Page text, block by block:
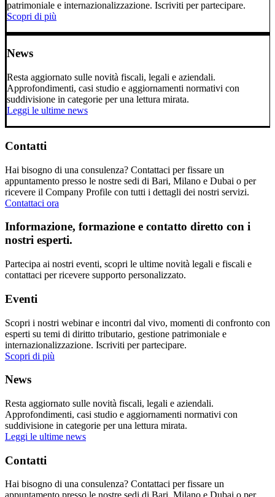
patrimoniale e internazionalizzazione. Iscriviti per partecipare.
Scopri di più
News
Resta aggiornato sulle novità fiscali, legali e aziendali.
Approfondimenti, casi studio e aggiornamenti normativi con
suddivisione in categorie per una lettura mirata.
Leggi le ultime news
Contatti
Hai bisogno di una consulenza? Contattaci per fissare un
appuntamento presso le nostre sedi di Bari, Milano e Dubai o per
ricevere il Company Profile con tutti i dettagli dei nostri servizi.
Contattaci ora
Informazione, formazione e contatto diretto con i
nostri esperti.
Partecipa ai nostri eventi, scopri le ultime novità legali e fiscali e
contattaci per ricevere supporto personalizzato.
Eventi
Scopri i nostri webinar e incontri dal vivo, momenti di confronto con
esperti su temi di diritto tributario, gestione patrimoniale e
internazionalizzazione. Iscriviti per partecipare.
Scopri di più
News
Resta aggiornato sulle novità fiscali, legali e aziendali.
Approfondimenti, casi studio e aggiornamenti normativi con
suddivisione in categorie per una lettura mirata.
Leggi le ultime news
Contatti
Hai bisogno di una consulenza? Contattaci per fissare un